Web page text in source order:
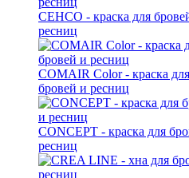
CEHCO - краска для
ресниц
COMAIR Color - краска для
бровей и ресниц
CONCEPT - краска для
ресниц